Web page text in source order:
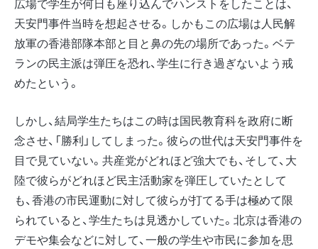
広場で学生が何日も座り込んでハンストをしたことは、
天安門事件当時を想起させる。しかもこの広場は人民解
放軍の香港部隊本部と目と鼻の先の場所であった。ベテ
ランの民主派は弾圧を恐れ、学生に行き過ぎないよう戒
めたという。
しかし、結局学生たちはこの時は国民教育科を政府に断
念させ、「勝利」してしまった。彼らの世代は天安門事件を
目で見ていない。共産党がどれほど強大でも、そして、大
陸で彼らがどれほど民主活動家を弾圧していたとして
も、香港の市民運動に対して彼らが打てる手は極めて限
られていると、学生たちは見透かしていた。北京は香港の
デモや集会などに対して、一般の学生や市民に参加を思